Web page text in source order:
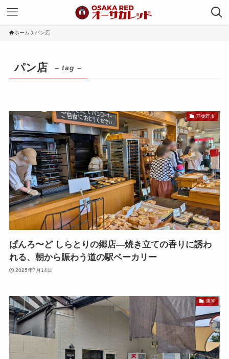
ホーム パン店
パン店 – tag –
羽曳野市
ぱんろ〜ど しらとりの郷店—焼き立ての香りに誘わ
れる、朝から賑わう道の駅ベーカリー
2025年7月14日
東区